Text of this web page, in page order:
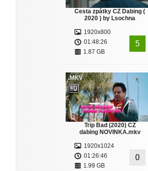
Cesta zpátky CZ Dabing (
2020 ) by Lsochna
1920x800
01:48:26
1.87 GB
5
.MKV
Trip Bad (2020) CZ
dabing NOVINKA.mkv
1920x1024
01:26:46
1.99 GB
0